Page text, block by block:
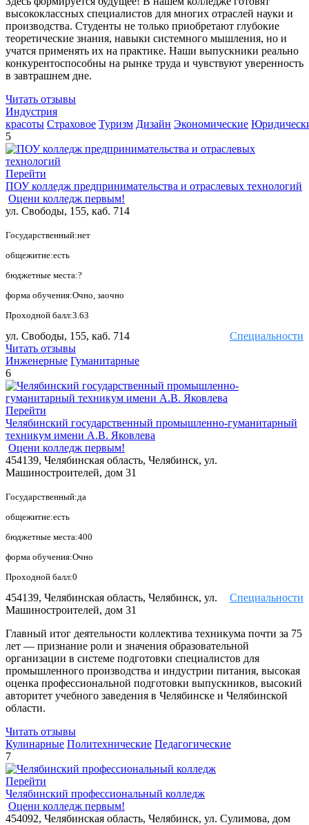
высококлассных специалистов для многих отраслей науки и
производства. Студенты не только приобретают глубокие
теоретические знания, навыки системного мышления, но и
учатся применять их на практике. Наши выпускники реально
конкурентоспособны на рынке труда и чувствуют уверенность
в завтрашнем дне.
Читать отзывы
Индустрия
красоты Страховое Туризм Дизайн Экономические
5
Перейти
ПОУ колледж предпринимательства и отраслевых технологий
Оцени колледж первым!
ул. Свободы, 155, каб. 714
Государственный:нет
общежитие:есть
бюджетные места:?
форма обучения:Очно, заочно
Проходной балл:3.63
Специальности
ул. Свободы, 155, каб. 714
Читать отзывы
Инженерные Гуманитарные
6
Перейти
Челябинский государственный промышленно-гуманитарный
техникум имени А.В. Яковлева
Оцени колледж первым!
454139, Челябинская область, Челябинск, ул.
Машиностроителей, дом 31
Государственный:да
общежитие:есть
бюджетные места:400
форма обучения:Очно
Проходной балл:0
Специальности
454139, Челябинская область, Челябинск, ул.
Машиностроителей, дом 31
Главный итог деятельности коллектива техникума почти за 75
лет — признание роли и значения образовательной
организации в системе подготовки специалистов для
промышленного производства и индустрии питания, высокая
оценка профессиональной подготовки выпускников, высокий
авторитет учебного заведения в Челябинске и Челябинской
области.
Читать отзывы
Кулинарные Политехнические Педагогические
7
Перейти
Челябинский профессиональный колледж
Оцени колледж первым!
454092, Челябинская область, Челябинск, ул. Сулимова, дом